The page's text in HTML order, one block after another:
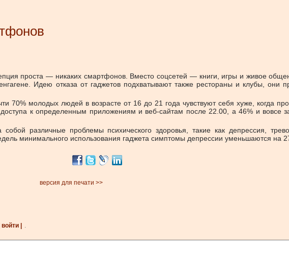
проста — никаких смартфонов. Вместо соцсетей — книги, игры и живое
Идею отказа от гаджетов подхватывают также рестораны и клубы, они
70% молодых людей в возрасте от 16 до 21 года чувствуют себя хуже, когда
к определенным приложениям и веб-сайтам после 22.00, а 46% и вовсе
различные проблемы психического здоровья, такие как депрессия,
минимального использования гаджета симптомы депрессии уменьшаются на
версия для печати >>
| войти |
.